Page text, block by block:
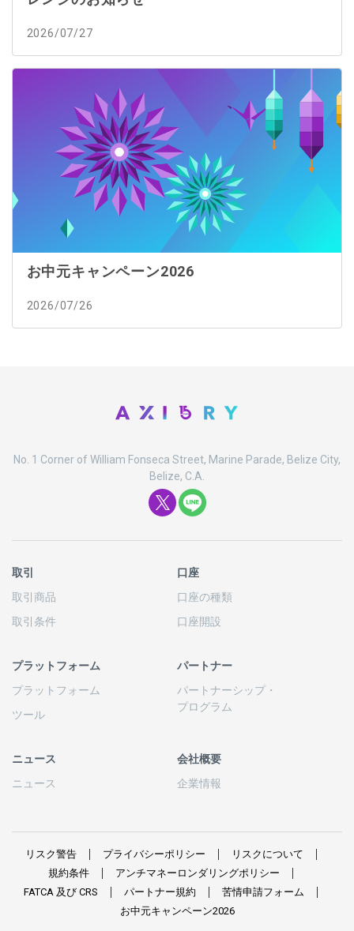
2026/07/27
お中元キャンペーン2026
2026/07/26
No. 1 Corner of William Fonseca Street, Marine Parade, Belize City,
Belize, C.A.
取引
取引商品
取引条件
口座
口座の種類
口座開設
プラットフォーム
プラットフォーム
ツール
パートナー
パートナーシップ・
プログラム
ニュース
ニュース
会社概要
企業情報
リスク警告 プライバシーポリシー
リスクについて
規約条件
アンチマネーロンダリングポリシー
FATCA 及び CRS パートナー規約 苦情申請フォーム
お中元キャンペーン2026